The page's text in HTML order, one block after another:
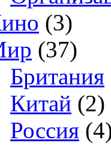
(3)
(37)
Британия
Китай (2)
Россия